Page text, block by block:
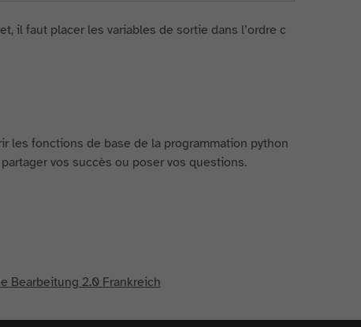
il faut placer les variables de sortie dans l’ordre c
les fonctions de base de la programmation python
vos succès ou poser vos questions.
Bearbeitung 2.0 Frankreich